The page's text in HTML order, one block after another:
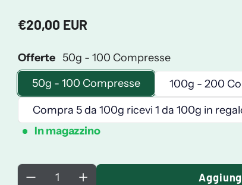
Prezzo regolare
€20,00 EUR
Offerte 50g - 100 Compresse
50g - 100 Compresse
100g - 200
Compra 5 da 100g ricevi 1 da 100g in
In magazzino
Quantità: